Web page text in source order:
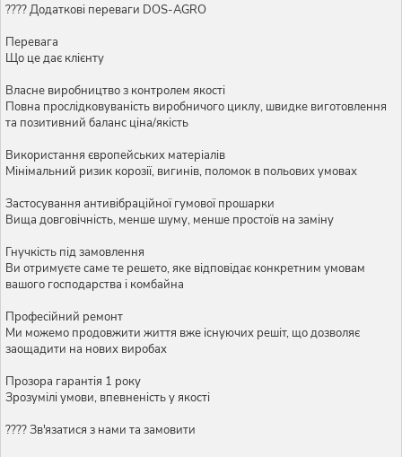
???? Додаткові переваги DOS-AGRO
Перевага
Що це дає клієнту
Власне виробництво з контролем якості
Повна прослідковуваність виробничого циклу, швидке виготовлення
та позитивний баланс ціна/якість
Використання європейських матеріалів
Мінімальний ризик корозії, вигинів, поломок в польових умовах
Застосування антивібраційної гумової прошарки
Вища довговічність, менше шуму, менше простоїв на заміну
Гнучкість під замовлення
Ви отримуєте саме те решето, яке відповідає конкретним умовам
вашого господарства і комбайна
Професійний ремонт
Ми можемо продовжити життя вже існуючих решіт, що дозволяє
заощадити на нових виробах
Прозора гарантія 1 року
Зрозумілі умови, впевненість у якості
???? Зв'язатися з нами та замовити